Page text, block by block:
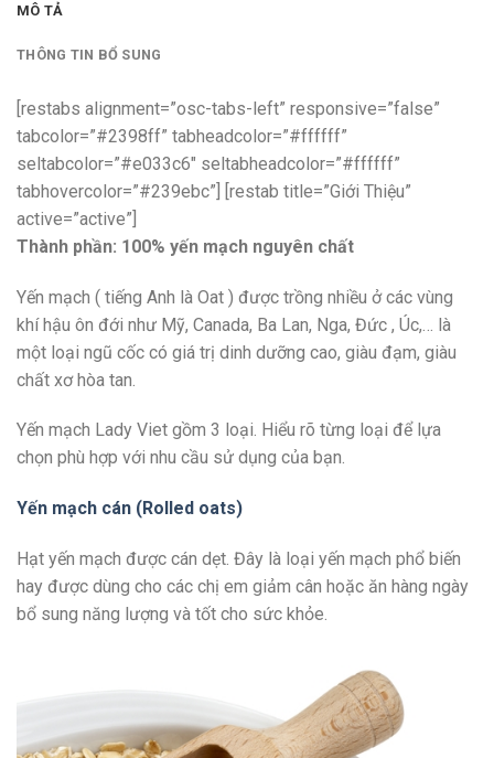
MÔ TẢ
THÔNG TIN BỔ SUNG
[restabs alignment=”osc-tabs-left” responsive=”false”
tabcolor=”#2398ff” tabheadcolor=”#ffffff”
seltabcolor=”#e033c6″ seltabheadcolor=”#ffffff”
tabhovercolor=”#239ebc”] [restab title=”Giới Thiệu”
active=”active”]
Thành phần: 100% yến mạch nguyên chất
Yến mạch ( tiếng Anh là Oat ) được trồng nhiều ở các vùng
khí hậu ôn đới như Mỹ, Canada, Ba Lan, Nga, Đức , Úc,… là
một loại ngũ cốc có giá trị dinh dưỡng cao, giàu đạm, giàu
chất xơ hòa tan.
Yến mạch Lady Viet gồm 3 loại. Hiểu rõ từng loại để lựa
chọn phù hợp với nhu cầu sử dụng của bạn.
Yến mạch cán (Rolled oats)
Hạt yến mạch được cán dẹt. Đây là loại yến mạch phổ biến
hay được dùng cho các chị em giảm cân hoặc ăn hàng ngày
bổ sung năng lượng và tốt cho sức khỏe.